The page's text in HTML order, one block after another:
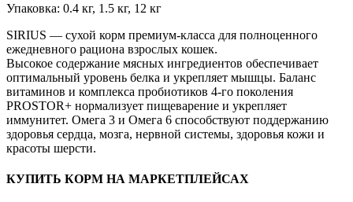
Упаковка: 0.4 кг, 1.5 кг, 12 кг
SIRIUS — сухой корм премиум-класса для полноценного
ежедневного рациона взрослых кошек.
Высокое содержание мясных ингредиентов обеспечивает
оптимальный уровень белка и укрепляет мышцы. Баланс
витаминов и комплекса пробиотиков 4-го поколения
PROSTOR+ нормализует пищеварение и укрепляет
иммунитет. Омега 3 и Омега 6 способствуют поддержанию
здоровья сердца, мозга, нервной системы, здоровья кожи и
красоты шерсти.
КУПИТЬ КОРМ НА МАРКЕТПЛЕЙСАХ